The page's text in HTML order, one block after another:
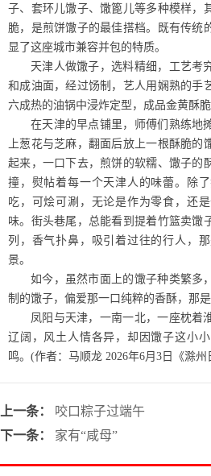
子、套环儿馓子、馓篦儿等多种模样，
脆，是煎饼馓子的最佳搭档。既有传统
显了这座城市兼容并包的特质。
天津人做馓子，选料精细，工艺考
和成油面，经过饧制，艺人用娴熟的手
六成热的油锅中浸炸定型，成品金黄酥
在天津的早点铺里，师傅们熟练地
上葱花与芝麻，翻面后放上一根酥脆
起来，一口下去，煎饼的软糯、馓子的
撞，熨帖着每一个天津人的味蕾。除
吃，可烩可涮，无论是作为零食，还
味。街头巷尾，总能看到提着竹篮卖馓
列，香气扑鼻，吸引着过往的行人，
景。
如今，虽然市面上的馓子种类繁多
制的馓子，偏爱那一口纯粹的香酥，那是
凤阳与天津，一南一北，一座枕着
辽阔，风土人情各异，却因馓子这小
鸣。 (作者：马顺龙 2026年6月3日《滁州
上一条：
咬口粽子过端午
下一条：
家有“咸母”